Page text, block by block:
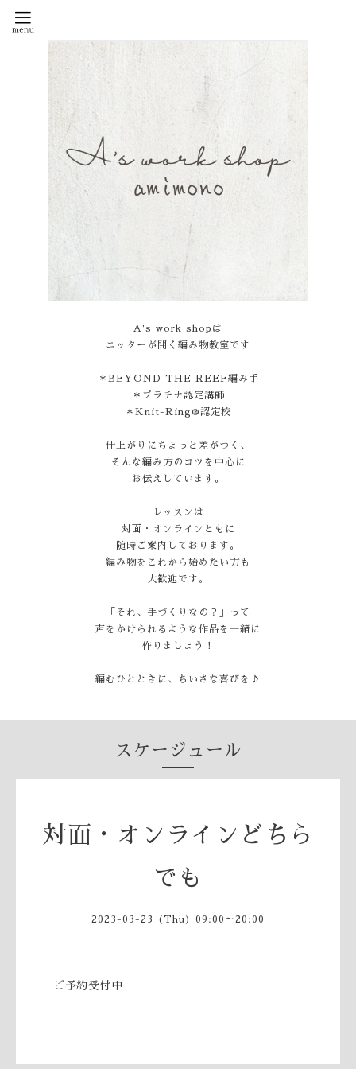
A's work shopは
ニッターが開く編み物教室です
＊BEYOND THE REEF編み手
＊プラチナ認定講師
＊Knit-Ring®認定校
仕上がりにちょっと差がつく、
そんな編み方のコツを中心に
お伝えしています。
レッスンは
対面・オンラインともに
随時ご案内しております。
編み物をこれから始めたい方も
大歓迎です。
「それ、手づくりなの？」って
声をかけられるような作品を一緒に
作りましょう！
編むひとときに、ちいさな喜びを♪
スケージュール
対面・オンラインどちら
でも
2023-03-23 (Thu) 09:00～20:00
ご予約受付中